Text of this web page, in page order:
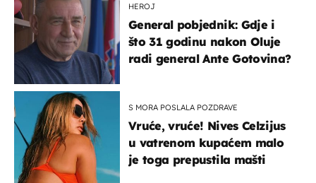
HEROJ
General pobjednik: Gdje i
što 31 godinu nakon Oluje
radi general Ante Gotovina?
S MORA POSLALA POZDRAVE
Vruće, vruće! Nives Celzijus
u vatrenom kupaćem malo
je toga prepustila mašti